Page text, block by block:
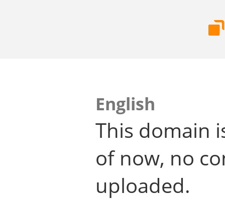
English
This domain
of now, no
uploaded.